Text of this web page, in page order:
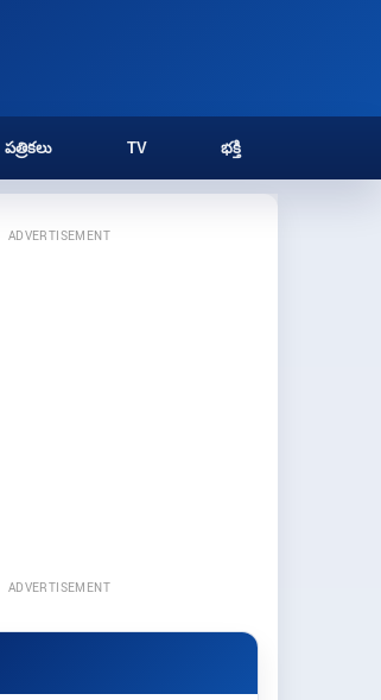
పత్రికలు TV భక్తి
ADVERTISEMENT
ADVERTISEMENT